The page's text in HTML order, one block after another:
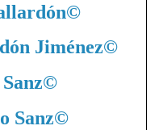
©
Jiménez©
©
Sanz©